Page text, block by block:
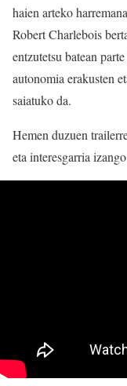
haien arteko
Robert Charlebois
entzutetsu batean
autonomia erakusten
saiatuko da.
Hemen duzuen
eta interesgarria